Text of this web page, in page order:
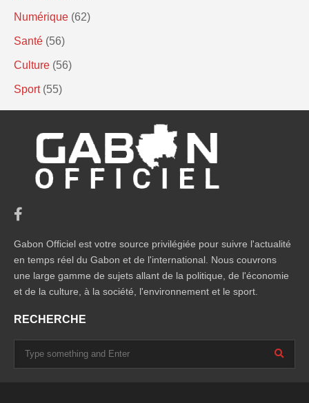
Numérique (62)
Santé (56)
Culture (56)
Sport (55)
Gabon Officiel est votre source privilégiée pour suivre l'actualité
en temps réel du Gabon et de l'international. Nous couvrons
une large gamme de sujets allant de la politique, de l'économie
et de la culture, à la société, l'environnement et le sport.
RECHERCHE